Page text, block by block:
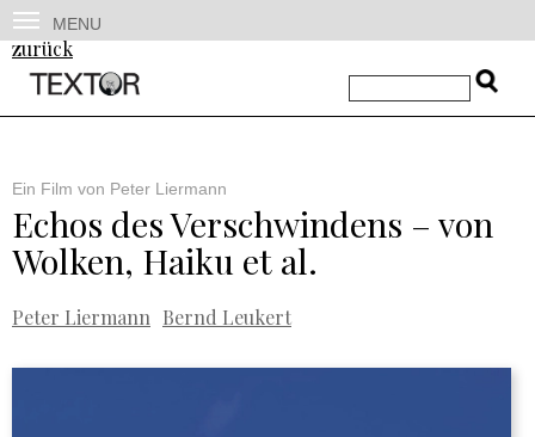
MENU
zurück
Ein Film von Peter Liermann
Echos des Verschwindens – von
Wolken, Haiku et al.
Peter Liermann Bernd Leukert